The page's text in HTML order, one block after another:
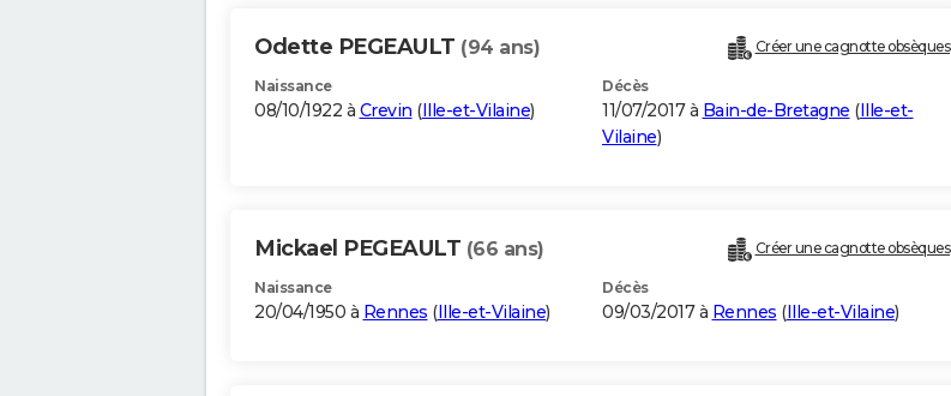
Odette PEGEAULT (94 ans) Créer une cagnotte obsèques
Naissance
08/10/1922 à Crevin (Ille-et-Vilaine)
Décès
11/07/2017 à Bain-de-Bretagne (Ille-et-
Vilaine)
Mickael PEGEAULT (66 ans) Créer une cagnotte obsèques
Naissance
20/04/1950 à Rennes (Ille-et-Vilaine)
Décès
09/03/2017 à Rennes (Ille-et-Vilaine)